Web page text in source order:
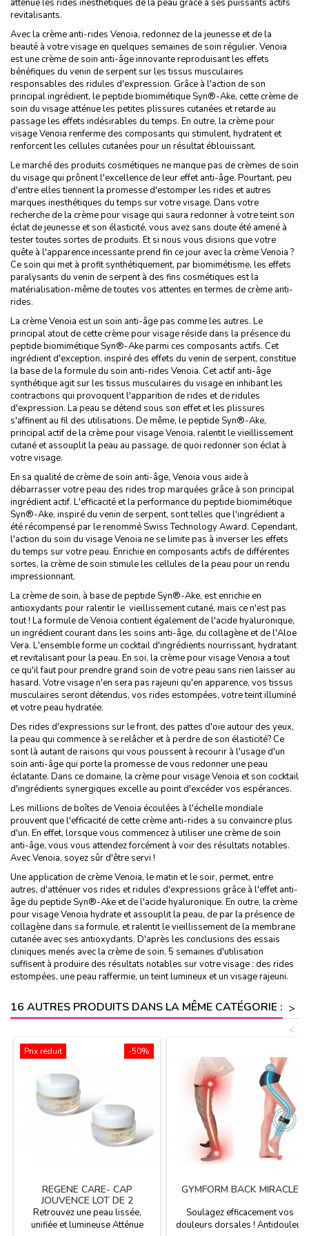
atténue les rides inesthétiques de la peau grâce à ses puissants actifs
revitalisants.
Avec la crème anti-rides Venoia, redonnez de la jeunesse et de la
beauté à votre visage en quelques semaines de soin régulier. Venoia
est une crème de soin anti-âge innovante reproduisant les effets
bénéfiques du venin de serpent sur les tissus musculaires
responsables des ridules d'expression. Grâce à l'action de son
principal ingrédient, le peptide biomimétique Syn®-Ake, cette crème de
soin du visage atténue les petites plissures cutanées et retarde au
passage les effets indésirables du temps. En outre, la crème pour
visage Venoia renferme des composants qui stimulent, hydratent et
renforcent les cellules cutanées pour un résultat éblouissant.
Le marché des produits cosmétiques ne manque pas de crèmes de soin
du visage qui prônent l'excellence de leur effet anti-âge. Pourtant, peu
d'entre elles tiennent la promesse d'estomper les rides et autres
marques inesthétiques du temps sur votre visage. Dans votre
recherche de la crème pour visage qui saura redonner à votre teint son
éclat de jeunesse et son élasticité, vous avez sans doute été amené à
tester toutes sortes de produits. Et si nous vous disions que votre
quête à l'apparence incessante prend fin ce jour avec la crème Venoia ?
Ce soin qui met à profit synthétiquement, par biomimétisme, les effets
paralysants du venin de serpent à des fins cosmétiques est la
matérialisation-même de toutes vos attentes en termes de crème anti-
rides.
La crème Venoia est un soin anti-âge pas comme les autres. Le
principal atout de cette crème pour visage réside dans la présence du
peptide biomimétique Syn®-Ake parmi ces composants actifs. Cet
ingrédient d'exception, inspiré des effets du venin de serpent, constitue
la base de la formule du soin anti-rides Venoia. Cet actif anti-âge
synthétique agit sur les tissus musculaires du visage en inhibant les
contractions qui provoquent l'apparition de rides et de ridules
d'expression. La peau se détend sous son effet et les plissures
s'affinent au fil des utilisations. De même, le peptide Syn®-Ake,
principal actif de la crème pour visage Venoia, ralentit le vieillissement
cutané et assouplit la peau au passage, de quoi redonner son éclat à
votre visage.
En sa qualité de crème de soin anti-âge, Venoia vous aide à
débarrasser votre peau des rides trop marquées grâce à son principal
ingrédient actif. L'efficacité et la performance du peptide biomimétique
Syn®-Ake, inspiré du venin de serpent, sont telles que l'ingrédient a
été récompensé par le renommé Swiss Technology Award. Cependant,
l'action du soin du visage Venoia ne se limite pas à inverser les effets
du temps sur votre peau. Enrichie en composants actifs de différentes
sortes, la crème de soin stimule les cellules de la peau pour un rendu
impressionnant.
La crème de soin, à base de peptide Syn®-Ake, est enrichie en
antioxydants pour ralentir le vieillissement cutané, mais ce n'est pas
tout ! La formule de Venoia contient également de l'acide hyaluronique,
un ingrédient courant dans les soins anti-âge, du collagène et de l'Aloe
Vera. L'ensemble forme un cocktail d'ingrédients nourrissant, hydratant
et revitalisant pour la peau. En soi, la crème pour visage Venoia a tout
ce qu'il faut pour prendre grand soin de votre peau sans rien laisser au
hasard. Votre visage n'en sera pas rajeuni qu'en apparence, vos tissus
musculaires seront détendus, vos rides estompées, votre teint illuminé
et votre peau hydratée.
Des rides d'expressions sur le front, des pattes d'oie autour des yeux,
la peau qui commence à se relâcher et à perdre de son élasticité? Ce
sont là autant de raisons qui vous poussent à recourir à l'usage d'un
soin anti-âge qui porte la promesse de vous redonner une peau
éclatante. Dans ce domaine, la crème pour visage Venoia et son cocktail
d'ingrédients synergiques excelle au point d'excéder vos espérances.
Les millions de boîtes de Venoia écoulées à l'échelle mondiale
prouvent que l'efficacité de cette crème anti-rides a su convaincre plus
d'un. En effet, lorsque vous commencez à utiliser une crème de soin
anti-âge, vous vous attendez forcément à voir des résultats notables.
Avec Venoia, soyez sûr d'être servi !
Une application de crème Venoia, le matin et le soir, permet, entre
autres, d'atténuer vos rides et ridules d'expressions grâce à l'effet anti-
âge du peptide Syn®-Ake et de l'acide hyaluronique. En outre, la crème
pour visage Venoia hydrate et assouplit la peau, de par la présence de
collagène dans sa formule, et ralentit le vieillissement de la membrane
cutanée avec ses antioxydants. D'après les conclusions des essais
cliniques menés avec la crème de soin, 5 semaines d'utilisation
suffisent à produire des résultats notables sur votre visage : des rides
estompées, une peau raffermie, un teint lumineux et un visage rajeuni.
16 AUTRES PRODUITS DANS LA MÊME CATÉGORIE : >
<
-50%
Prix réduit
REGENE CARE- CAP
JOUVENCE LOT DE 2
Retrouvez une peau lissée,
unifiée et lumineuse Atténue
GYMFORM BACK MIRACLE
Soulagez efficacement vos
douleurs dorsales ! Antidouleur